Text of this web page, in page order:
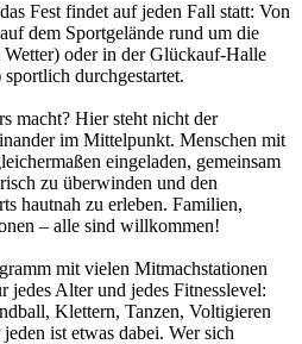
Fest findet auf jeden Fall statt: Von
dem Sportgelände rund um die
oder in der Glückauf-Halle
durchgestartet.
macht? Hier steht nicht der
im Mittelpunkt. Menschen mit
eingeladen, gemeinsam
zu überwinden und den
hautnah zu erleben. Familien,
– alle sind willkommen!
mit vielen Mitmachstationen
jedes Alter und jedes Fitnesslevel:
Klettern, Tanzen, Voltigieren
ist etwas dabei. Wer sich